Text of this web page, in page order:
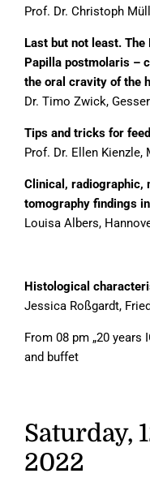
Prof. Dr. Christoph
Last but not least.
Papilla postmolaris –
the oral cravity of the
Dr. Timo Zwick,
Tips and tricks for
Prof. Dr. Ellen Kienzle,
Clinical, radiographic,
tomography findings
Louisa Albers,
Histological
Jessica Roßgardt,
From 08 pm „20 years
and buffet
Saturday,
2022